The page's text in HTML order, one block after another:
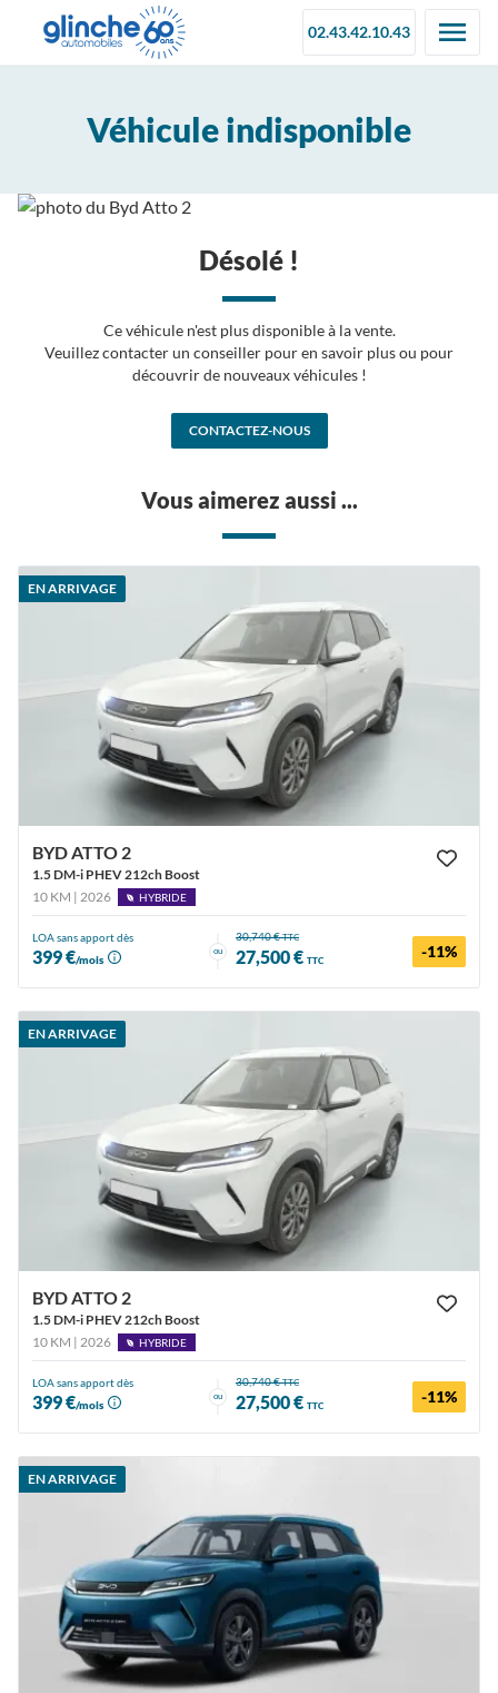
02.43.42.10.43
Véhicule indisponible
Désolé !
Ce véhicule n'est plus disponible à la vente.
Veuillez contacter un conseiller pour en savoir plus ou pour
découvrir de nouveaux véhicules !
CONTACTEZ-NOUS
Vous aimerez aussi ...
EN ARRIVAGE
BYD ATTO 2
1.5 DM-i PHEV 212ch Boost
10 KM | 2026
HYBRIDE
LOA sans apport dès
399 €/mois
ou
30,740 €TTC
27,500 € TTC -11%
EN ARRIVAGE
BYD ATTO 2
1.5 DM-i PHEV 212ch Boost
10 KM | 2026
HYBRIDE
LOA sans apport dès
399 €/mois
ou
30,740 €TTC
27,500 € TTC -11%
EN ARRIVAGE